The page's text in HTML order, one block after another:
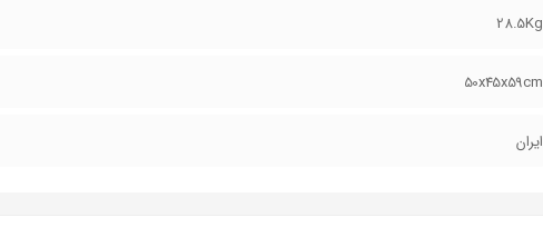
28.5Kg
50x45x59cm
ایران